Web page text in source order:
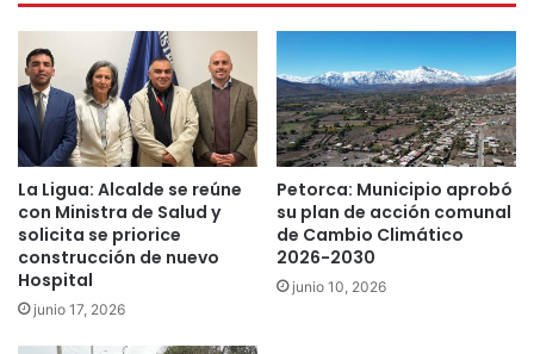
esferas contenedoras de marihuana
la ligua Os7 Aconcagua ruta 5 norte
tráfico de drogas
La Ligua: Alcalde se reúne
con Ministra de Salud y
solicita se priorice
construcción de nuevo
Hospital
junio 17, 2026
Petorca: Municipio aprobó
su plan de acción comunal
de Cambio Climático
2026-2030
junio 10, 2026